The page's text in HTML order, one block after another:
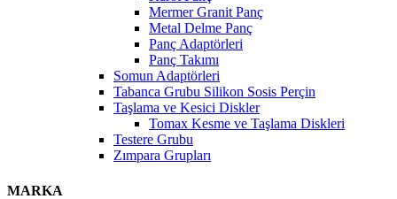
Mermer Granit Panç
Metal Delme Panç
Panç Adaptörleri
Panç Takımı
Somun Adaptörleri
Tabanca Grubu Silikon Sosis Perçin
Taşlama ve Kesici Diskler
Tomax Kesme ve Taşlama Diskleri
Testere Grubu
Zımpara Grupları
MARKA